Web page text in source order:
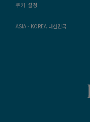
쿠키 설정
ASIA - KOREA 대한민국